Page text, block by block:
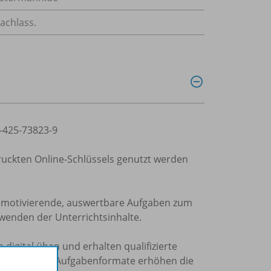
73823-9
Online-Schlüssels genutzt werden
auswertbare Aufgaben zum
der Unterrichtsinhalte.
digital üben und erhalten qualifizierte
Aufgabenformate erhöhen die